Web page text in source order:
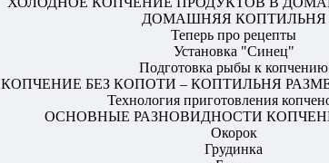
ДОМАШНЯЯ КОПТИЛЬНЯ
Теперь про рецепты
Установка "Синец"
Подготовка рыбы к копчению
КОПЧЕНИЕ БЕЗ КОПОТИ – КОПТИЛЬНЯ
Технология приготовления
ОСНОВНЫЕ РАЗНОВИДНОСТИ
Окорок
Грудинка